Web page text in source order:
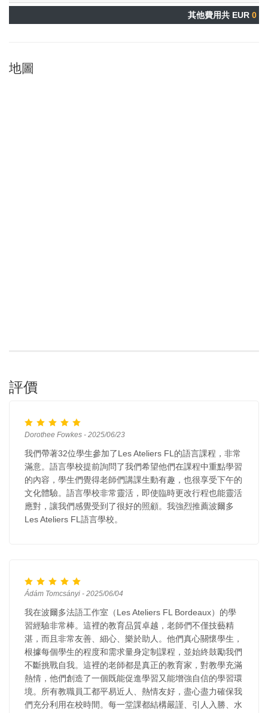
其他費用共 EUR 0
地圖
評價
Dorothee Fowkes - 2025/06/23
我們帶著32位學生參加了Les Ateliers FL的語言課程，非常
滿意。語言學校提前詢問了我們希望他們在課程中重點學習
的內容，學生們覺得老師們講課生動有趣，也很享受下午的
文化體驗。語言學校非常靈活，即使臨時更改行程也能靈活
應對，讓我們感覺受到了很好的照顧。我強烈推薦波爾多
Les Ateliers FL語言學校。
Ádám Tomcsányi - 2025/06/04
我在波爾多法語工作室（Les Ateliers FL Bordeaux）的學
習經驗非常棒。這裡的教育品質卓越，老師們不僅技藝精
湛，而且非常友善、細心、樂於助人。他們真心關懷學生，
根據每個學生的程度和需求量身定制課程，並始終鼓勵我們
不斷挑戰自我。這裡的老師都是真正的教育家，對教學充滿
熱情，他們創造了一個既能促進學習又能增強自信的學習環
境。所有教職員工都平易近人、熱情友好，盡心盡力確保我
們充分利用在校時間。每一堂課都結構嚴謹、引人入勝、水